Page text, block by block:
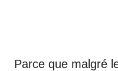
Parce que malgré